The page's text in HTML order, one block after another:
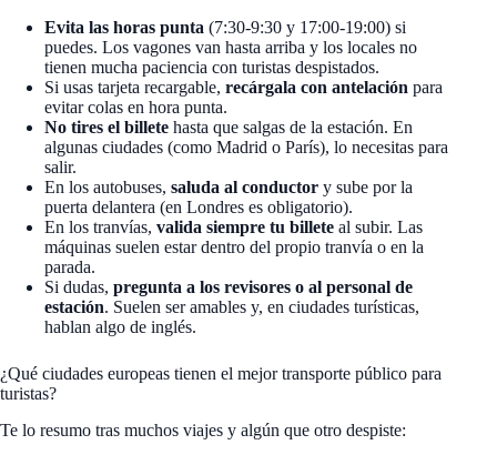
Evita las horas punta (7:30-9:30 y 17:00-19:00) si
puedes. Los vagones van hasta arriba y los locales no
tienen mucha paciencia con turistas despistados.
Si usas tarjeta recargable, recárgala con antelación para
evitar colas en hora punta.
No tires el billete hasta que salgas de la estación. En
algunas ciudades (como Madrid o París), lo necesitas para
salir.
En los autobuses, saluda al conductor y sube por la
puerta delantera (en Londres es obligatorio).
En los tranvías, valida siempre tu billete al subir. Las
máquinas suelen estar dentro del propio tranvía o en la
parada.
Si dudas, pregunta a los revisores o al personal de
estación. Suelen ser amables y, en ciudades turísticas,
hablan algo de inglés.
¿Qué ciudades europeas tienen el mejor transporte público para
turistas?
Te lo resumo tras muchos viajes y algún que otro despiste: